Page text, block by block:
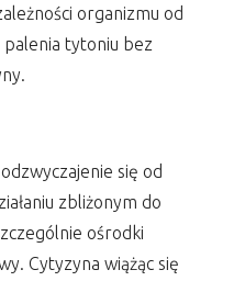
organizmu od
tytoniu bez
się od
zbliżonym do
ośrodki
Cytyzyna wiążąc się